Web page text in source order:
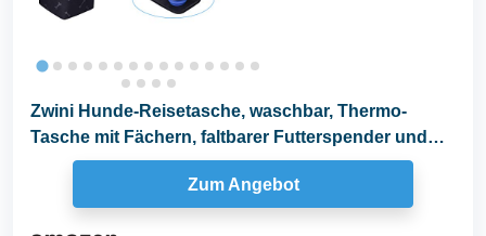
Zwini Hunde-Reisetasche, waschbar, Thermo-
Tasche mit Fächern, faltbarer Futterspender und
Tränke
Zum Angebot